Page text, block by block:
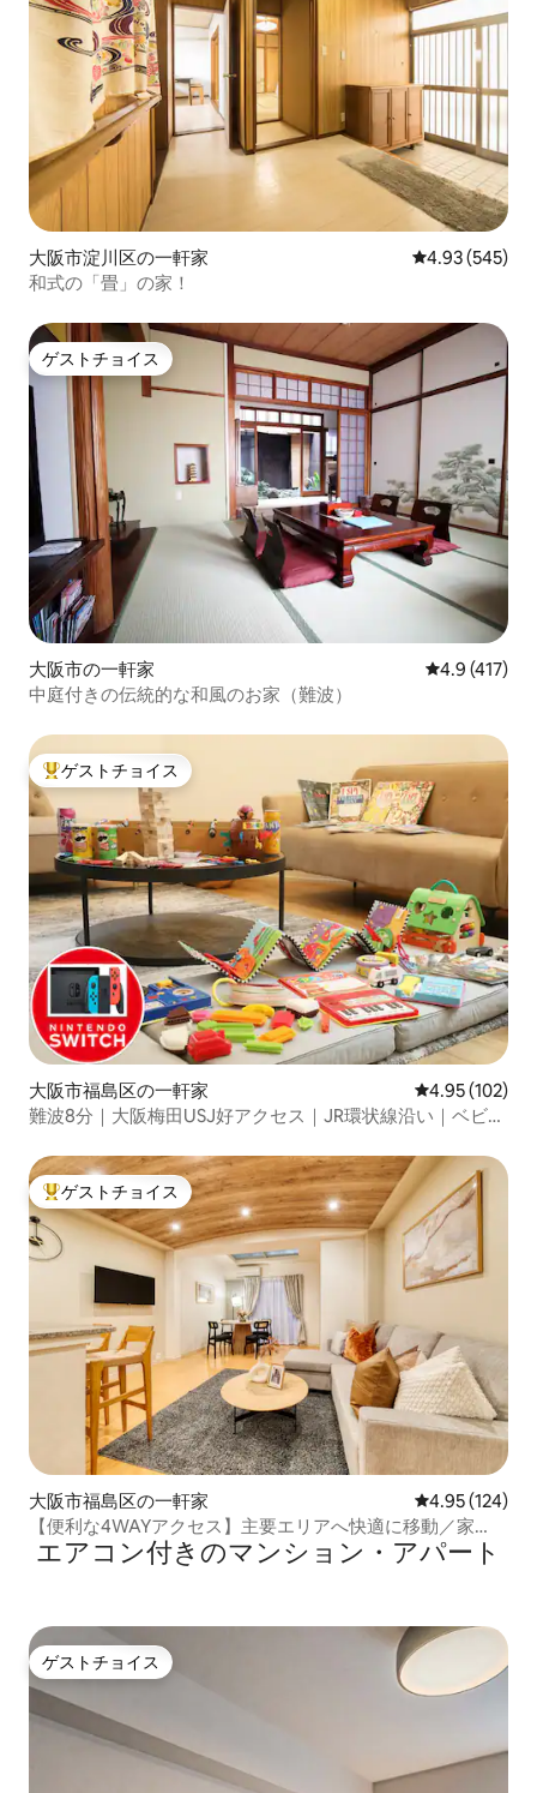
大阪市淀川区の一軒家 レビュー545
4.93 (545)
和式の「畳」の家！
ゲストチョイス
ゲストチョイス
大阪市の一軒家 レビュー417
4.9 (417)
中庭付きの伝統的な和風のお家（難波）
大好評のゲストチョイスです。
ゲストチョイス
大阪市福島区の一軒家 レビュー102
4.95 (102)
難波8分｜大阪梅田USJ好アクセス｜JR環状線沿い｜ベビー
大好評のゲストチョイスです。
ゲストチョイス
大阪市福島区の一軒家 レビュー124
4.95 (124)
【便利な4WAYアクセス】主要エリアへ快適に移動／家
族・子連れ旅にもオススメ
エアコン付きのマンション・アパート
ゲストチョイス
ゲストチョイス